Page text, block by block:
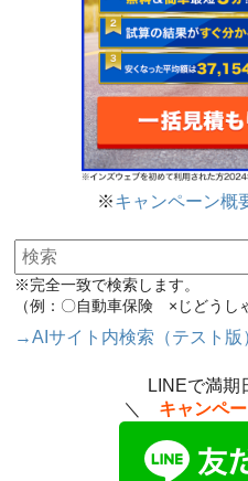
※キャンペーン概
検索
※完全一致で検索します。
（例：〇自動車保険 ×じどうし
→AIサイト内検索（テスト版
LINEで満期
＼ キャンペ